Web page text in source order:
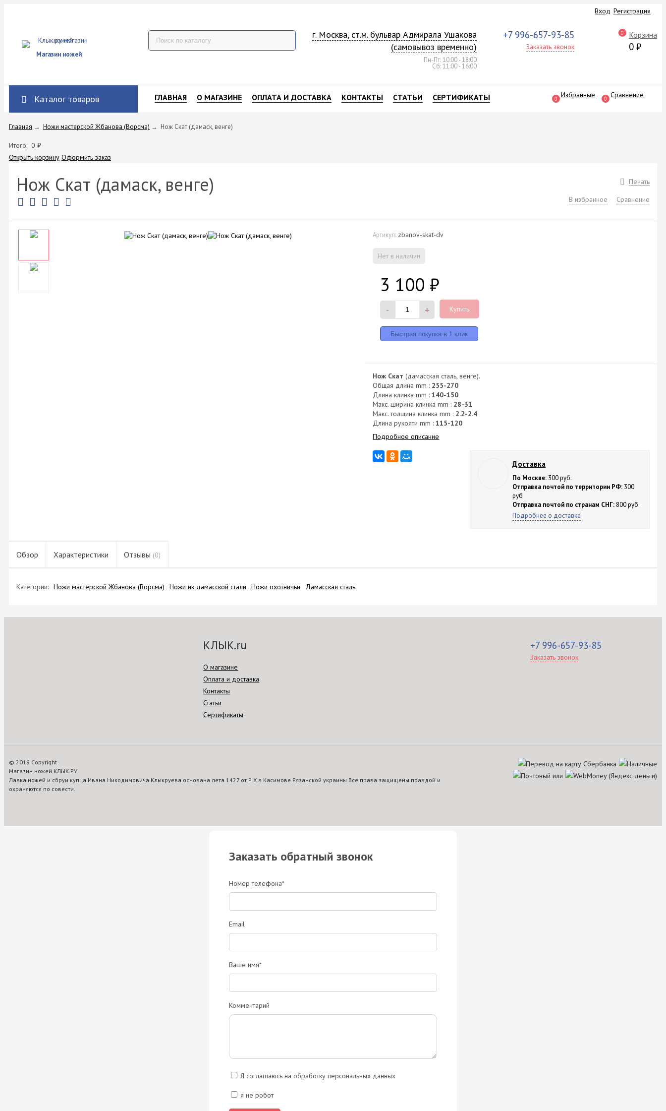
Вход Регистрация
Магазин ножей
г. Москва, ст.м. бульвар Адмирала Ушакова
(самовывоз временно)
Пн-Пт: 10:00 - 18:00
Сб: 11:00 - 16:00
+7 996-657-93-85
Заказать звонок
0 Корзина
0 ₽
Каталог товаров ГЛАВНАЯ О МАГАЗИНЕ ОПЛАТА И ДОСТАВКА КОНТАКТЫ СТАТЬИ СЕРТИФИКАТЫ 0 Избранные 0 Сравнение
Главная → Ножи мастерской Жбанова (Ворсма) → Нож Скат (дамаск, венге)
Итого: 0 ₽
Открыть корзину Оформить заказ
Печать
Нож Скат (дамаск, венге)
В избранное Сравнение
Артикул: zbanov-skat-dv
Нет в наличии
3 100 ₽
- + Купить
Нож Скат (дамасская сталь, венге).
Общая длина mm : 255-270
Длина клинка mm :140-150
Макс. ширина клинка mm : 28-31
Макс. толщина клинка mm : 2.2-2.4
Длина рукояти mm :115-120
Подробное описание
Доставка
По Москве:300 руб.
Отправка почтой по территории РФ:300
руб
Отправка почтой по странам СНГ:800 руб.
Подробнее о доставке
Обзор Характеристики Отзывы (0)
Категории: Ножи мастерской Жбанова (Ворсма) Ножи из дамасской стали Ножи охотничьи Дамасская сталь
КЛЫК.ru
О магазине
Оплата и доставка
Контакты
Статьи
Сертификаты
+7 996-657-93-85
Заказать звонок
© 2019 Copyright
Магазин ножей КЛЫК.РУ
Лавка ножей и сбруи купца Ивана Никодимовича Клыкруева основана лета 1427 от Р.Х.в Касимове Рязанской украины Все права защищены правдой и
охраняются по совести.
Заказать обратный звонок
Номер телефона*
Email
Ваше имя*
Комментарий
Я соглашаюсь на обработку персональных данных
я не робот